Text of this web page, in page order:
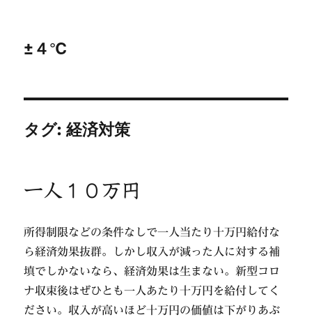
±４℃
タグ:経済対策
一人１０万円
所得制限などの条件なしで一人当たり十万円給付な
ら経済効果抜群。しかし収入が減った人に対する補
填でしかないなら、経済効果は生まない。新型コロ
ナ収束後はぜひとも一人あたり十万円を給付してく
ださい。収入が高いほど十万円の価値は下がりあぶ